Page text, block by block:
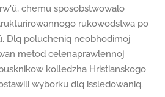
chemu sposobstwowalo
rukowodstwa po
Dlq polucheniq neobhodimoj
metod celenaprawlennoj
kolledzha Hristianskogo
wyborku dlq issledowaniq.